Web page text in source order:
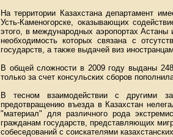
На территории Казахстана департамент
Усть-Каменогорске, оказывающих
этого, в международных аэропортах Астаны
необходимость которых связана с
государств, а также выдачей виз
В общей сложности в 2009 году выданы 248
только за счет консульских сборов
В тесном взаимодействии с другими
предотвращению въезда в Казахстан
"материал" для различного рода
гражданам государств, представляющих
собеседований с соискателями